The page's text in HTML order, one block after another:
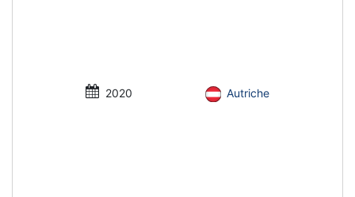
2020 Autriche